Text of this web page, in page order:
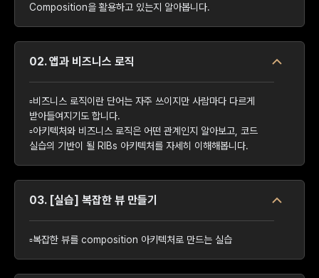
Composition을 활용하고 있는지 알아봅니다.
02. 앱과 비즈니스 로직
▫️비즈니스 로직이란 단어는 자주 쓰이지만 사람마다 다르게
받아들여지기도 합니다.
▫️아키텍처와 비즈니스 로직은 어떤 관계인지 알아보고, 코드
실습의 기반이 될 RIBs 아키텍처를 자세히 이해해봅니다.
03. [실습] 복잡한 뷰 만들기
▫️복잡한 뷰를 composition 아키텍처로 만드는 실습